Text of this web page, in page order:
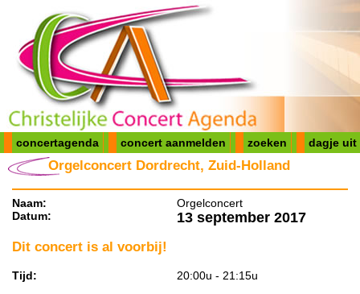
concertagenda concert aanmelden zoeken dagje uit
Orgelconcert Dordrecht, Zuid-Holland
Naam:
Orgelconcert
Datum:
13 september 2017
Dit concert is al voorbij!
Tijd:
20:00u - 21:15u